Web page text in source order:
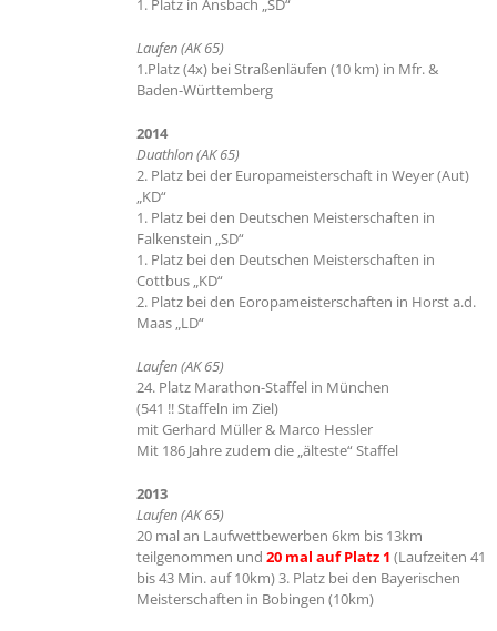
1. Platz in Ansbach „SD“
Laufen (AK 65)
1.Platz (4x) bei Straßenläufen (10 km) in Mfr. &
Baden-Württemberg
2014
Duathlon (AK 65)
2. Platz bei der Europameisterschaft in Weyer (Aut)
„KD“
1. Platz bei den Deutschen Meisterschaften in
Falkenstein „SD“
1. Platz bei den Deutschen Meisterschaften in
Cottbus „KD“
2. Platz bei den Eoropameisterschaften in Horst a.d.
Maas „LD“
Laufen (AK 65)
24. Platz Marathon-Staffel in München
(541 !! Staffeln im Ziel)
mit Gerhard Müller & Marco Hessler
Mit 186 Jahre zudem die „älteste“ Staffel
2013
Laufen (AK 65)
20 mal an Laufwettbewerben 6km bis 13km
teilgenommen und 20 mal auf Platz 1 (Laufzeiten 41
bis 43 Min. auf 10km) 3. Platz bei den Bayerischen
Meisterschaften in Bobingen (10km)